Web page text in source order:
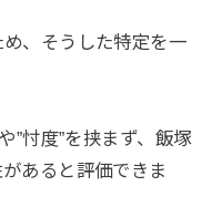
、そうした特定を一
”忖度”を挟まず、飯塚
あると評価できま